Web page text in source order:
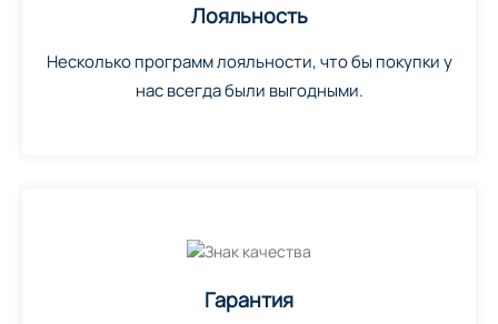
Лояльность
Несколько программ лояльности, что бы покупки у
нас всегда были выгодными.
Гарантия